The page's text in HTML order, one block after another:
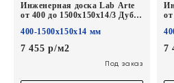
Инженерная доска Lab Arte
от 400 до 1500х150х14/3 Дуб
400-1500х150х14 мм
7 455 р/м2
Под заказ
7